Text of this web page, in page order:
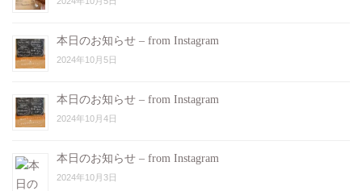
本日のお知らせ – from Instagram
2024年10月5日
本日のお知らせ – from Instagram
2024年10月4日
本日のお知らせ – from Instagram
2024年10月3日